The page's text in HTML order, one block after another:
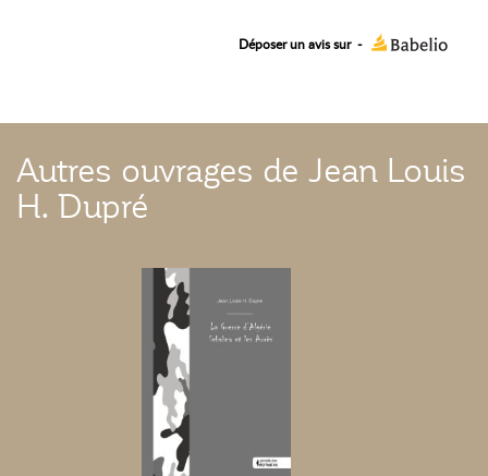
Déposer un avis sur -
Autres ouvrages de Jean Louis
H. Dupré